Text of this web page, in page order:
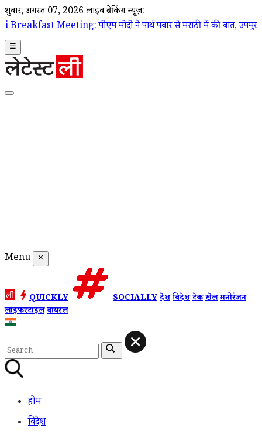
शुक्रवार, अगस्त 07, 2026 लाइव ब्रेकिंग न्यूज़:
पीएम मोदी ने पार्थ पवार से मराठी में की बात, उपमुख्यमंत्री सुनेत्रा
☰
Menu ✕
QUICKLY SOCIALLYदेशविदेशटेकखेलमनोरंजन
लाइफस्टाइलवायरल
होम
विदेश